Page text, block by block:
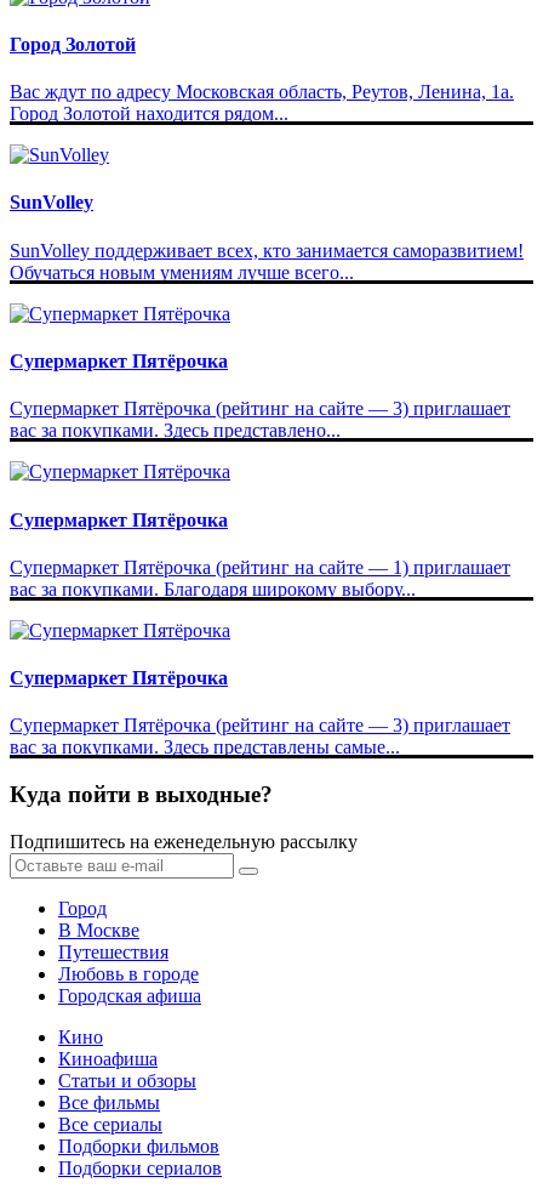
Город Золотой
Вас ждут по адресу Московская область, Реутов, Ленина, 1а.
Город Золотой находится рядом...
SunVolley
SunVolley поддерживает всех, кто занимается саморазвитием!
Обучаться новым умениям лучше всего...
Супермаркет Пятёрочка
Супермаркет Пятёрочка (рейтинг на сайте — 3) приглашает
вас за покупками. Здесь представлено...
Супермаркет Пятёрочка
Супермаркет Пятёрочка (рейтинг на сайте — 1) приглашает
вас за покупками. Благодаря широкому выбору...
Супермаркет Пятёрочка
Супермаркет Пятёрочка (рейтинг на сайте — 3) приглашает
вас за покупками. Здесь представлены самые...
Куда пойти в выходные?
Подпишитесь на еженедельную рассылку
Город
В Москве
Путешествия
Любовь в городе
Городская афиша
Кино
Киноафиша
Статьи и обзоры
Все фильмы
Все сериалы
Подборки фильмов
Подборки сериалов